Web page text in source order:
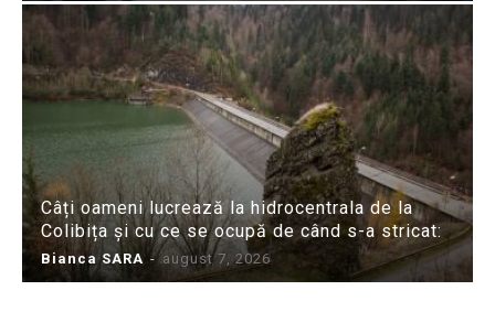
Câți oameni lucrează la hidrocentrala de la
Colibița și cu ce se ocupă de când s-a stricat:
Bianca SARA - august 7, 2026